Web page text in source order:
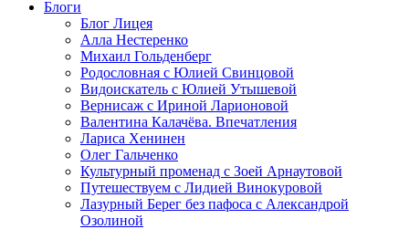
Блоги
Блог Лицея
Алла Нестеренко
Михаил Гольденберг
Родословная с Юлией Свинцовой
Видоискатель с Юлией Утышевой
Вернисаж с Ириной Ларионовой
Валентина Калачёва. Впечатления
Лариса Хенинен
Олег Гальченко
Культурный променад с Зоей Арнаутовой
Путешествуем с Лидией Винокуровой
Лазурный Берег без пафоса с Александрой
Озолиной